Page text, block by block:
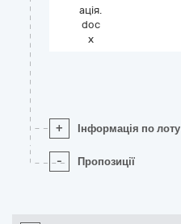
ація.
doc
x
+ Інформація по лоту
- Пропозиції